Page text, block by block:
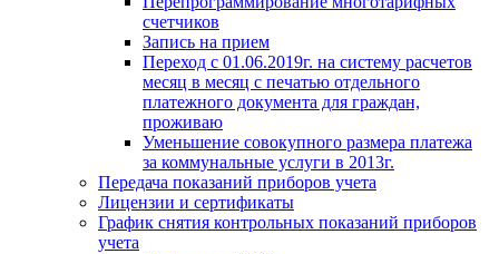
счетчиков
Запись на прием
Переход с 01.06.2019г. на систему расчетов
месяц в месяц с печатью отдельного
платежного документа для граждан,
проживаю
Уменьшение совокупного размера платежа
за коммунальные услуги в 2013г.
Передача показаний приборов учета
Лицензии и сертификаты
График снятия контрольных показаний приборов
учета